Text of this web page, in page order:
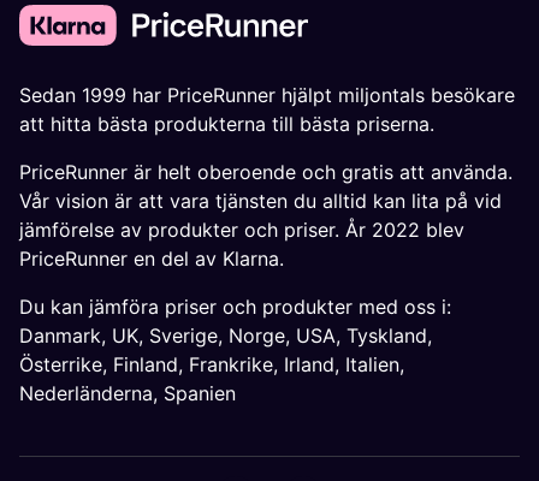
Sedan 1999 har PriceRunner hjälpt miljontals besökare
att hitta bästa produkterna till bästa priserna.
PriceRunner är helt oberoende och gratis att använda.
Vår vision är att vara tjänsten du alltid kan lita på vid
jämförelse av produkter och priser. År 2022 blev
PriceRunner en del av Klarna.
Du kan jämföra priser och produkter med oss i:
Danmark, UK, Sverige, Norge, USA, Tyskland,
Österrike, Finland, Frankrike, Irland, Italien,
Nederländerna, Spanien